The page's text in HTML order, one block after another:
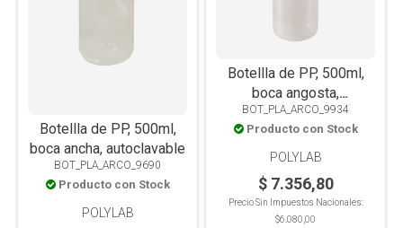
Botellla de PP, 500ml,
boca ancha, autoclavable
BOT_PLA_ARCO_9690
Producto con Stock
POLYLAB
Botellla de PP, 500ml,
boca angosta,
autoclavable
BOT_PLA_ARCO_9934
Producto con Stock
POLYLAB
$ 7.356,80
Precio Sin Impuestos Nacionales:
$6.080,00